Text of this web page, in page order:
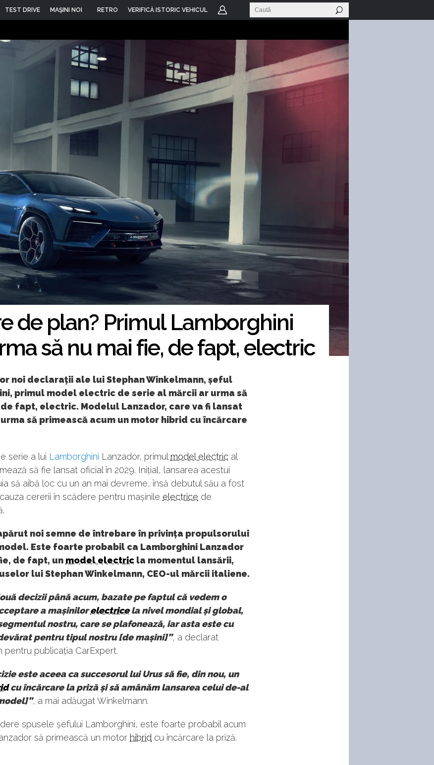
TEST DRIVE MAŞINI NOI RETRO VERIFICĂ ISTORIC VEHICUL
de plan? Primul Lamborghini
să nu mai fie, de fapt, electric
noi declarații ale lui Stephan Winkelmann, șeful
primul model electric de serie al mărcii ar urma să
de fapt, electric. Modelul Lanzador, care va fi lansat
urma să primească acum un motor hibrid cu încărcare
serie a lui Lamborghini Lanzador, primul model electric al
să fie lansat oficial în 2029. Inițial, lansarea acestui
să aibă loc cu un an mai devreme, însă debutul său a fost
cererii în scădere pentru mașinile electrice de
noi semne de întrebare în privința propulsorului
Este foarte probabil ca Lamborghini Lanzador
de fapt, un model electric la momentul lansării,
lui Stephan Winkelmann, CEO-ul mărcii italiene.
decizii până acum, bazate pe faptul că vedem o
a mașinilorelectricela nivel mondial și global,
nostru, care se plafonează, iar asta este cu
pentru tipul nostru [de mașini]”, a declarat
pentru publicația CarExpert.
este aceea ca succesorul lui Urus să fie, din nou, un
cu încărcare la priză și să amânăm lansarea celui de-al
, a mai adăugat Winkelmann.
spusele șefului Lamborghini, este foarte probabil acum
să primească un motor hibrid cu încărcare la priză.